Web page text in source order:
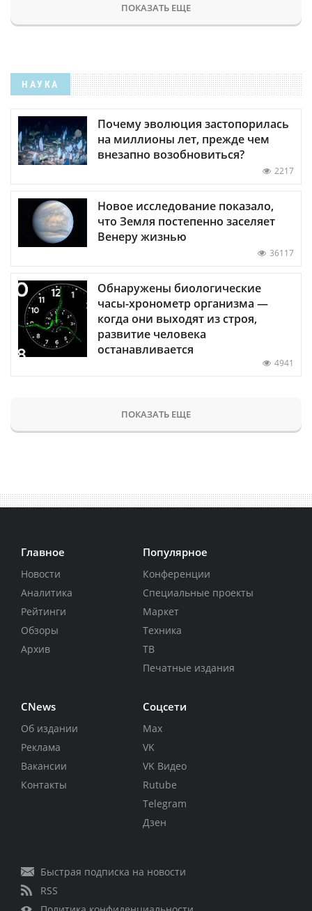
ПОКАЗАТЬ ЕЩЕ
НАУКА
Почему эволюция застопорилась
на миллионы лет, прежде чем
внезапно возобновиться?
2217
Новое исследование показало,
что Земля постепенно заселяет
Венеру жизнью
36117
Обнаружены биологические
часы-хронометр организма —
когда они выходят из строя,
развитие человека
останавливается
4941
ПОКАЗАТЬ ЕЩЕ
Главное
Новости
Аналитика
Рейтинги
Обзоры
Архив
Популярное
Конференции
Специальные проекты
Маркет
Техника
ТВ
Печатные издания
CNews
Об издании
Реклама
Вакансии
Контакты
Соцсети
Max
VK
VK Видео
Rutube
Telegram
Дзен
Быстрая подписка на новости
RSS